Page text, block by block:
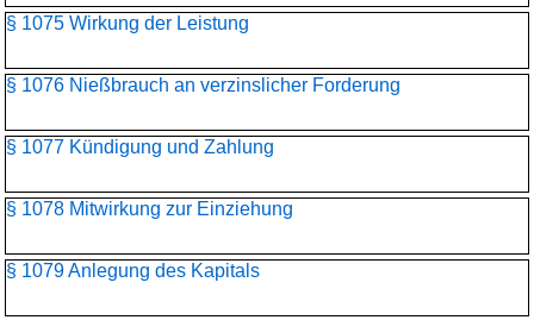
§ 1075 Wirkung der Leistung
§ 1076 Nießbrauch an verzinslicher Forderung
§ 1077 Kündigung und Zahlung
§ 1078 Mitwirkung zur Einziehung
§ 1079 Anlegung des Kapitals